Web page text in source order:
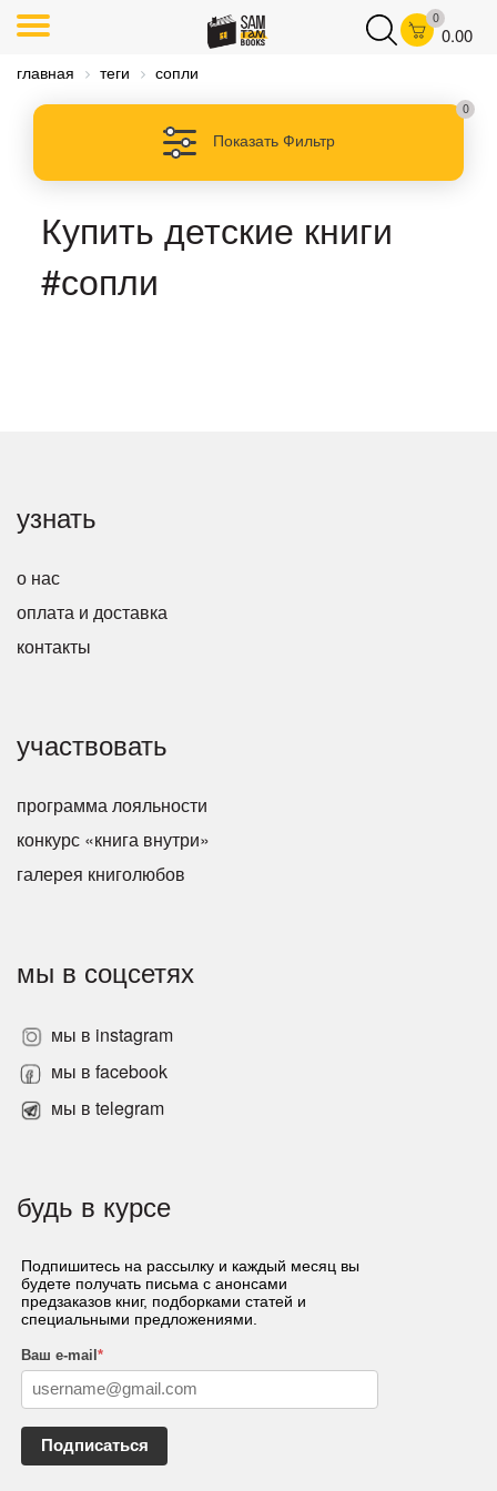
0
0.00
главная теги сопли
Показать Фильтр
0
Купить детские книги
#сопли
узнать
о нас
оплата и доставка
контакты
участвовать
программа лояльности
конкурс «книга внутри»
галерея книголюбов
мы в соцсетях
мы в instagram
мы в facebook
мы в telegram
будь в курсе
Подпишитесь на рассылку и каждый месяц вы
будете получать письма с анонсами
предзаказов книг, подборками статей и
специальными предложениями.
Ваш e-mail*
Подписаться